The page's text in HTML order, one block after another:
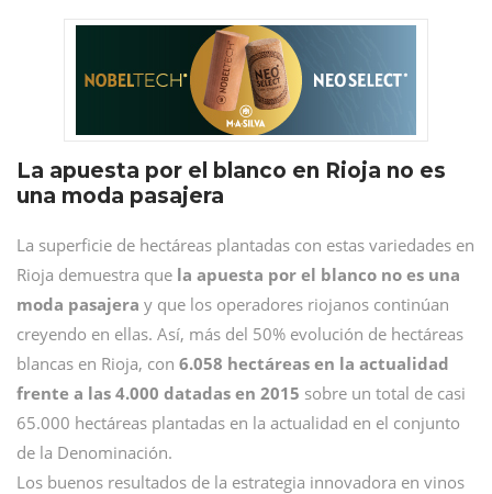
La apuesta por el blanco en Rioja no es
una moda pasajera
La superficie de hectáreas plantadas con estas variedades en
Rioja demuestra que la apuesta por el blanco no es una
moda pasajera y que los operadores riojanos continúan
creyendo en ellas. Así, más del 50% evolución de hectáreas
blancas en Rioja, con 6.058 hectáreas en la actualidad
frente a las 4.000 datadas en 2015 sobre un total de casi
65.000 hectáreas plantadas en la actualidad en el conjunto
de la Denominación.
Los buenos resultados de la estrategia innovadora en vinos